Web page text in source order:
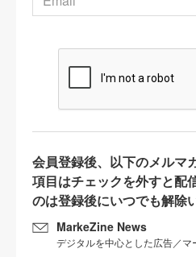
会員登録後、以下のメルマ
項目はチェックを外すと配
のは登録後にいつでも解除
MarkeZine News
デジタルを中心とした広告／